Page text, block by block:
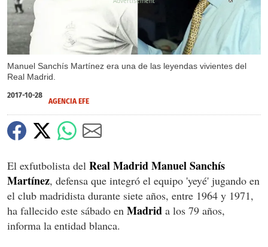
Manuel Sanchís Martínez era una de las leyendas vivientes del
Real Madrid.
2017-10-28
AGENCIA EFE
El exfutbolista del Real Madrid Manuel Sanchís
Martínez, defensa que integró el equipo 'yeyé' jugando en
el club madridista durante siete años, entre 1964 y 1971,
ha fallecido este sábado en Madrid a los 79 años,
informa la entidad blanca.